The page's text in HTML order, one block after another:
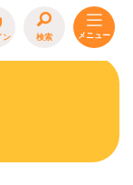
ン 検索